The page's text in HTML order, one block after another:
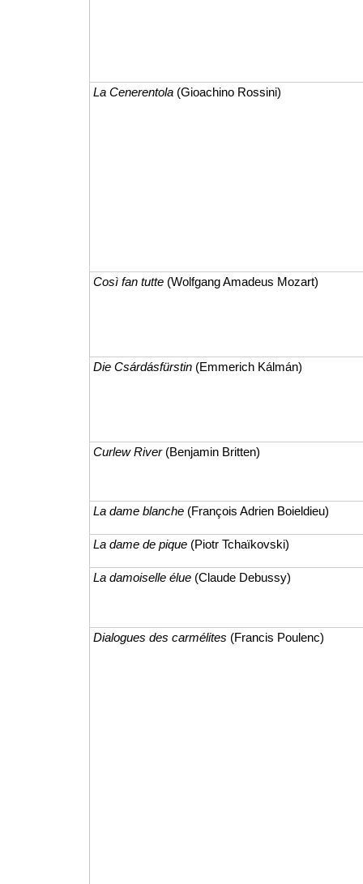
La Cenerentola (Gioachino Rossini)
Così fan tutte (Wolfgang Amadeus Mozart)
Die Csárdásfürstin (Emmerich Kálmán)
Curlew River(Benjamin Britten)
La dame blanche (François Adrien Boieldieu)
La dame de pique (Piotr Tchaïkovski)
La damoiselle élue (Claude Debussy)
Dialogues des carmélites (Francis Poulenc)